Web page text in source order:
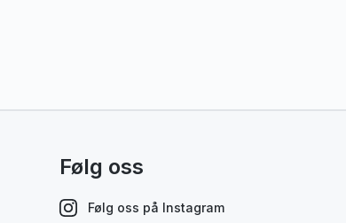
Følg oss
Følg oss på Instagram